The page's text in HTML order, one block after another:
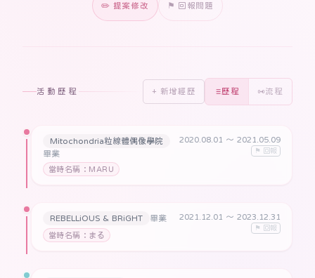
✏️ 提案修改 ⚑ 回報問題
活動歷程 + 新增經歷 歷程 流程
Mitochondria粒線體偶像學院
畢業
當時名稱：MARU
2020.08.01 〜 2021.05.09
⚑ 回報
REBELLiOUS & BRiGHT
畢業
當時名稱：まる
2021.12.01 〜 2023.12.31
⚑ 回報